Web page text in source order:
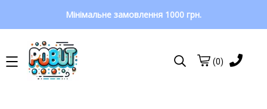
Мінімальне замовлення 1000 грн.
(0)